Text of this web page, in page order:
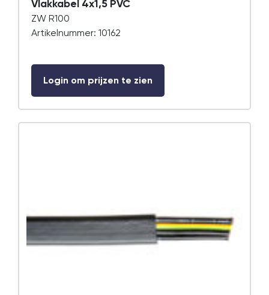
Vlakkabel 4x1,5 PVC
ZW R100
Artikelnummer: 10162
Login om prijzen te zien